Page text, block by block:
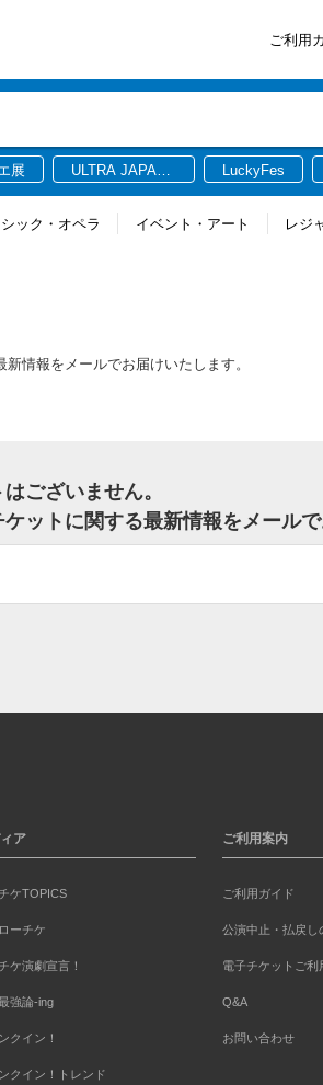
ご利用
展
ULTRA JAPAN
LuckyFes
ック・オペラ イベント・アート レジ
情報をメールでお届けいたします。
ございません。
ットに関する最新情報をメールで
ア
ケTOPICS
ーチケ
ケ演劇宣言！
強論-ing
クイン！
クイン！トレンド
ご利用案内
ご利用ガイド
公演中止・払戻し
電子チケットご利
Q&A
お問い合わせ